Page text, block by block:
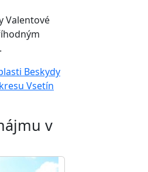
Valentové
.
Beskydy
Vsetín
v